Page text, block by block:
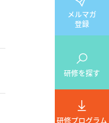
メルマガ
登録
研修を探す
研修プログラム